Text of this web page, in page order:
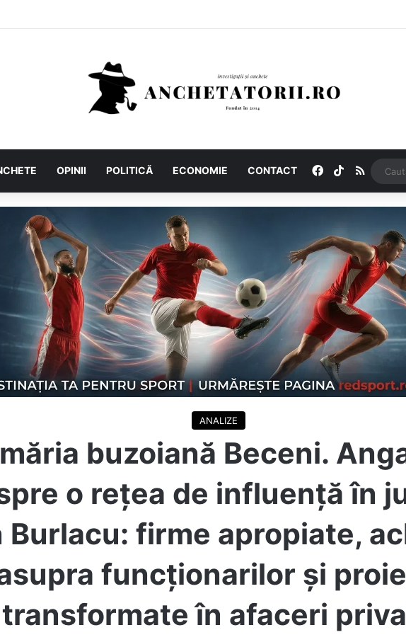
OPINII POLITICĂ ECONOMIE CONTACT Facebook
TikTokRSS
ANALIZE
buzoiană Beceni.
o rețea de influență în
Burlacu: firme apropiate,
funcționarilor și
transformate în afaceri